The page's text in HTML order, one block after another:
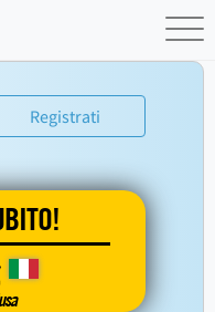
Registrati